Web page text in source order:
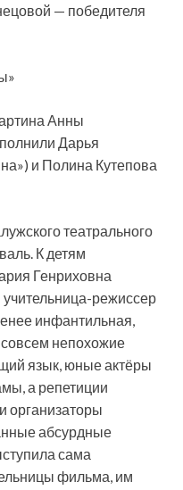
— победителя
Анны
Дарья
и Полина Кутепова
театрального
К детям
Генриховна
режиссер
инфантильная,
непохожие
язык, юные актёры
а репетиции
организаторы
абсурдные
сама
фильма, им